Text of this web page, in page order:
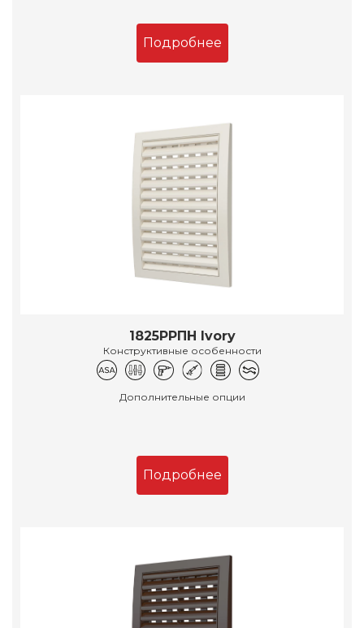
Подробнее
1825РРПН Ivory
Конструктивные особенности
Дополнительные опции
Подробнее